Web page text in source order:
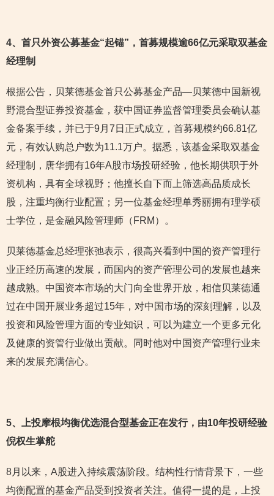
4、首只外资公募基金“起锚”，首募规模逾66亿元采取双基金
经理制
根据公告，贝莱德基金首只公募基金产品—贝莱德中国新视
野混合型证券投资基金，获中国证券监督管理委员会确认基
金备案手续，并已于9月7日正式成立，首募规模约66.81亿
元，有效认购总户数为11.1万户。据悉，该基金采取双基金
经理制，唐华拥有16年A股市场投研经验，他长期供职于外
资机构，具有全球视野；他擅长自下而上筛选高品质成长
股，注重均衡行业配置；另一位基金经理单秀丽拥有理学硕
士学位，是金融风险管理师（FRM）。
贝莱德基金总经理张弛表示，很高兴看到中国的资产管理行
业正经历高速的发展，而国内的资产管理公司的发展也越来
越成熟。中国资本市场的大门向全世界开放，相信贝莱德通
过在中国开展业务超过15年，对中国市场的深刻理解，以及
投资和风险管理方面的专业知识，可以为建立一个更多元化
及健康的资管行业做出贡献。同时他对中国资产管理行业未
来的发展充满信心。
5、上投摩根均衡优选混合型基金正在发行，由10年投研经验
倪权生掌舵
8月以来，A股进入持续震荡阶段。结构性行情背景下，一些
均衡配置的基金产品受到投资者关注。值得一提的是，上投